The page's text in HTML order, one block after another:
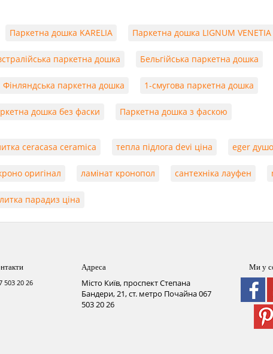
Паркетна дошка KARELIA Паркетна дошка LIGNUM VENETIA
паркетна дошка Бельгійська паркетна дошка
Фінляндська паркетна дошка 1-смугова паркетна дошка
дошка без фаски Паркетна дошка з фаскою
ceracasa ceramica тепла підлога devi ціна eger
оригінал ламінат кронопол сантехніка лауфен
парадиз ціна
503 20 26
Адреса
Місто Київ, проспект Степана
Бандери, 21, ст. метро Почайна067
503 20 26
Ми у